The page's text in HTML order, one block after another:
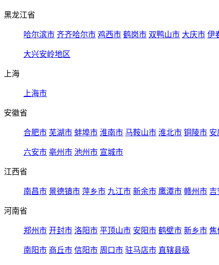
黑龙江省
哈尔滨市 齐齐哈尔市 鸡西市 鹤岗市 双鸭山市 大庆市 伊
大兴安岭地区
上海
上海市
安徽省
合肥市 芜湖市 蚌埠市 淮南市 马鞍山市 淮北市 铜陵市 安
六安市 亳州市 池州市 宣城市
江西省
南昌市 景德镇市 萍乡市 九江市 新余市 鹰潭市 赣州市 吉
河南省
郑州市 开封市 洛阳市 平顶山市 安阳市 鹤壁市 新乡市 焦
南阳市 商丘市 信阳市 周口市 驻马店市 直辖县级